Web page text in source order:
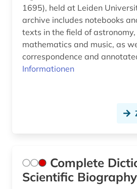
1695), held at Leiden
archive includes notebooks
texts in the field of astronomy,
mathematics and music, as
correspondence and
Informationen
Complete
Scientific Biography